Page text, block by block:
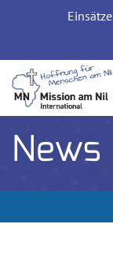
Einsätze
News